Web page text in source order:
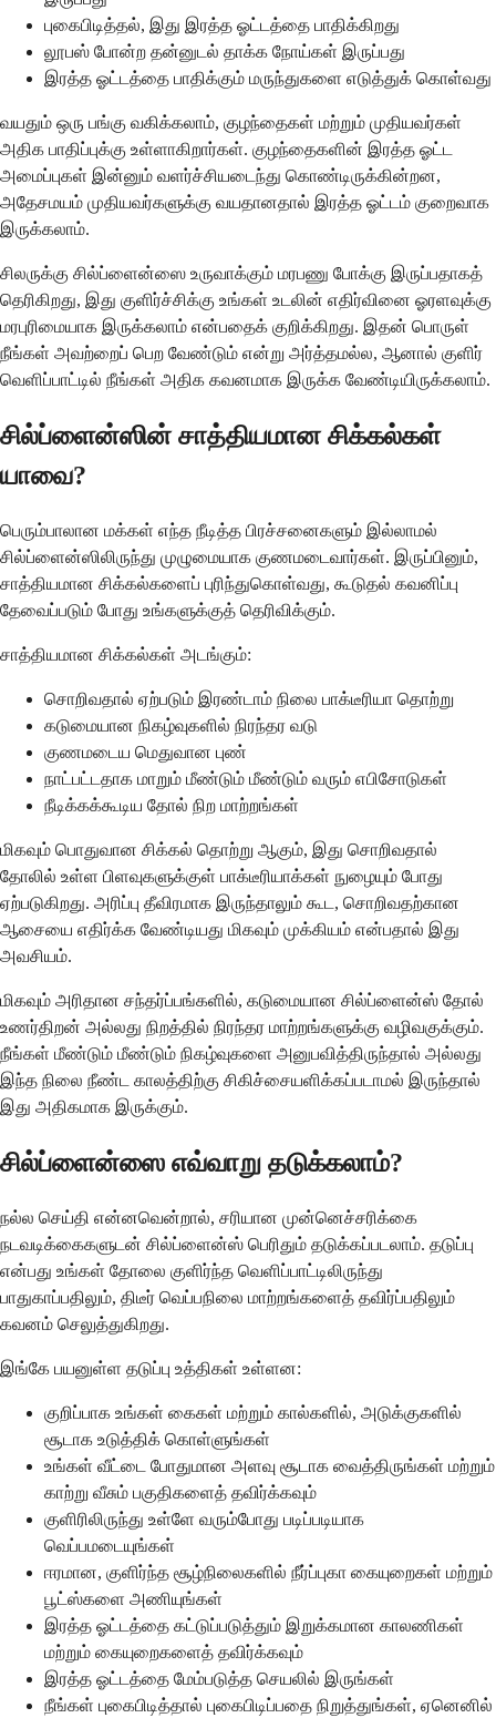
புகைபிடித்தல், இது இரத்த ஓட்டத்தை பாதிக்கிறது
லூபஸ் போன்ற தன்னுடல் தாக்க நோய்கள் இருப்பது
இரத்த ஓட்டத்தை பாதிக்கும் மருந்துகளை எடுத்துக் கொள்வது
வயதும் ஒரு பங்கு வகிக்கலாம், குழந்தைகள் மற்றும் முதியவர்கள்
அதிக பாதிப்புக்கு உள்ளாகிறார்கள். குழந்தைகளின் இரத்த ஓட்ட
அமைப்புகள் இன்னும் வளர்ச்சியடைந்து கொண்டிருக்கின்றன,
அதேசமயம் முதியவர்களுக்கு வயதானதால் இரத்த ஓட்டம் குறைவாக
இருக்கலாம்.
சிலருக்கு சில்ப்ளைன்ஸை உருவாக்கும் மரபணு போக்கு இருப்பதாகத்
தெரிகிறது, இது குளிர்ச்சிக்கு உங்கள் உடலின் எதிர்வினை ஓரளவுக்கு
மரபுரிமையாக இருக்கலாம் என்பதைக் குறிக்கிறது. இதன் பொருள்
நீங்கள் அவற்றைப் பெற வேண்டும் என்று அர்த்தமல்ல, ஆனால் குளிர்
வெளிப்பாட்டில் நீங்கள் அதிக கவனமாக இருக்க வேண்டியிருக்கலாம்.
சில்ப்ளைன்ஸின் சாத்தியமான சிக்கல்கள்
யாவை?
பெரும்பாலான மக்கள் எந்த நீடித்த பிரச்சனைகளும் இல்லாமல்
சில்ப்ளைன்ஸிலிருந்து முழுமையாக குணமடைவார்கள். இருப்பினும்,
சாத்தியமான சிக்கல்களைப் புரிந்துகொள்வது, கூடுதல் கவனிப்பு
தேவைப்படும் போது உங்களுக்குத் தெரிவிக்கும்.
சாத்தியமான சிக்கல்கள் அடங்கும்:
சொறிவதால் ஏற்படும் இரண்டாம் நிலை பாக்டீரியா தொற்று
கடுமையான நிகழ்வுகளில் நிரந்தர வடு
குணமடைய மெதுவான புண்
நாட்பட்டதாக மாறும் மீண்டும் மீண்டும் வரும் எபிசோடுகள்
நீடிக்கக்கூடிய தோல் நிற மாற்றங்கள்
மிகவும் பொதுவான சிக்கல் தொற்று ஆகும், இது சொறிவதால்
தோலில் உள்ள பிளவுகளுக்குள் பாக்டீரியாக்கள் நுழையும் போது
ஏற்படுகிறது. அரிப்பு தீவிரமாக இருந்தாலும் கூட, சொறிவதற்கான
ஆசையை எதிர்க்க வேண்டியது மிகவும் முக்கியம் என்பதால் இது
அவசியம்.
மிகவும் அரிதான சந்தர்ப்பங்களில், கடுமையான சில்ப்ளைன்ஸ் தோல்
உணர்திறன் அல்லது நிறத்தில் நிரந்தர மாற்றங்களுக்கு வழிவகுக்கும்.
நீங்கள் மீண்டும் மீண்டும் நிகழ்வுகளை அனுபவித்திருந்தால் அல்லது
இந்த நிலை நீண்ட காலத்திற்கு சிகிச்சையளிக்கப்படாமல் இருந்தால்
இது அதிகமாக இருக்கும்.
சில்ப்ளைன்ஸை எவ்வாறு தடுக்கலாம்?
நல்ல செய்தி என்னவென்றால், சரியான முன்னெச்சரிக்கை
நடவடிக்கைகளுடன் சில்ப்ளைன்ஸ் பெரிதும் தடுக்கப்படலாம். தடுப்பு
என்பது உங்கள் தோலை குளிர்ந்த வெளிப்பாட்டிலிருந்து
பாதுகாப்பதிலும், திடீர் வெப்பநிலை மாற்றங்களைத் தவிர்ப்பதிலும்
கவனம் செலுத்துகிறது.
இங்கே பயனுள்ள தடுப்பு உத்திகள் உள்ளன:
குறிப்பாக உங்கள் கைகள் மற்றும் கால்களில், அடுக்குகளில்
சூடாக உடுத்திக் கொள்ளுங்கள்
உங்கள் வீட்டை போதுமான அளவு சூடாக வைத்திருங்கள் மற்றும்
காற்று வீசும் பகுதிகளைத் தவிர்க்கவும்
குளிரிலிருந்து உள்ளே வரும்போது படிப்படியாக
வெப்பமடையுங்கள்
ஈரமான, குளிர்ந்த சூழ்நிலைகளில் நீர்ப்புகா கையுறைகள் மற்றும்
பூட்ஸ்களை அணியுங்கள்
இரத்த ஓட்டத்தை கட்டுப்படுத்தும் இறுக்கமான காலணிகள்
மற்றும் கையுறைகளைத் தவிர்க்கவும்
இரத்த ஓட்டத்தை மேம்படுத்த செயலில் இருங்கள்
நீங்கள் புகைபிடித்தால் புகைபிடிப்பதை நிறுத்துங்கள், ஏனெனில்